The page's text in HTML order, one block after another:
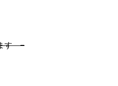
す −